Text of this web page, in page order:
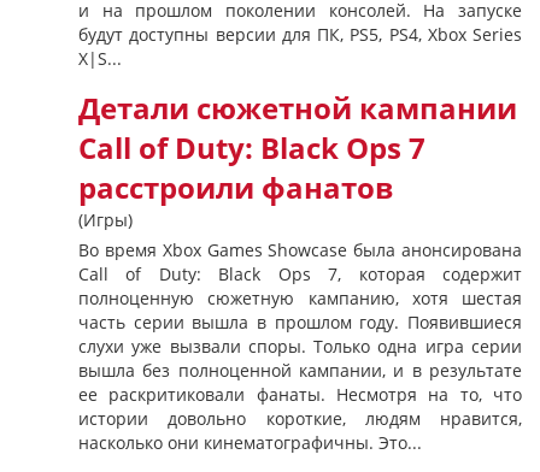
и на прошлом поколении консолей. На запуске
будут доступны версии для ПК, PS5, PS4, Xbox Series
X|S...
Детали сюжетной кампании
Call of Duty: Black Ops 7
расстроили фанатов
(Игры)
Во время Xbox Games Showcase была анонсирована
Call of Duty: Black Ops 7, которая содержит
полноценную сюжетную кампанию, хотя шестая
часть серии вышла в прошлом году. Появившиеся
слухи уже вызвали споры. Только одна игра серии
вышла без полноценной кампании, и в результате
ее раскритиковали фанаты. Несмотря на то, что
истории довольно короткие, людям нравится,
насколько они кинематографичны. Это...